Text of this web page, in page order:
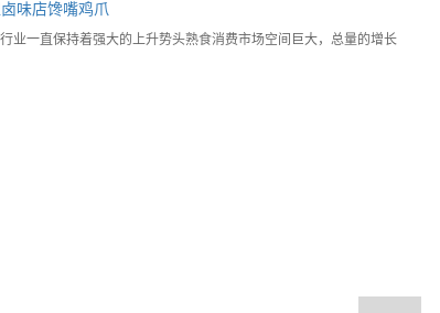
味店馋嘴鸡爪
业一直保持着强大的上升势头熟食消费市场空间巨大，总量的增长